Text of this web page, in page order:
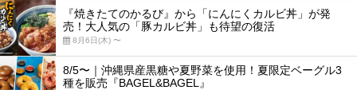
『焼きたてのかるび』から「にんにくカルビ丼」が発
売！大人気の「豚カルビ丼」も待望の復活
8月6日(木) 〜
8/5〜｜沖縄県産黒糖や夏野菜を使用！夏限定ベーグル3
種を販売『BAGEL&BAGEL』